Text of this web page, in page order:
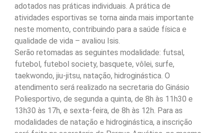
adotados nas práticas individuais. A prática de
atividades esportivas se torna ainda mais importante
neste momento, contribuindo para a saúde física e
qualidade de vida – avaliou Isis.
Serão retomadas as seguintes modalidade: futsal,
futebol, futebol society, basquete, vôlei, surfe,
taekwondo, jiu-jitsu, natação, hidroginástica. O
atendimento será realizado na secretaria do Ginásio
Poliesportivo, de segunda a quinta, de 8h às 11h30 e
13h30 às 17h, e sexta-feira, de 8h às 12h. Para as
modalidades de natação e hidroginástica, a inscrição